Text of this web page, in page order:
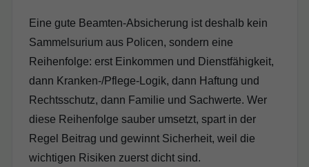
Eine gute Beamten-Absicherung ist deshalb kein
Sammelsurium aus Policen, sondern eine
Reihenfolge: erst Einkommen und Dienstfähigkeit,
dann Kranken-/Pflege-Logik, dann Haftung und
Rechtsschutz, dann Familie und Sachwerte. Wer
diese Reihenfolge sauber umsetzt, spart in der
Regel Beitrag und gewinnt Sicherheit, weil die
wichtigen Risiken zuerst dicht sind.